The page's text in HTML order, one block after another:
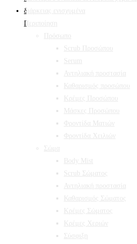
Περιποίηση
Πρόσωπο
Scrub Προσώπου
Serum
Αντηλιακή προστασία
Καθαρισμός προσώπου
Κρέμες Προσώπου
Μάσκες Προσώπου
Φροντίδα Ματιών
Φροντίδα Χειλιών
Σώμα
Body Mist
Scrub Σώματος
Αντηλιακή προστασία
Καθαρισμός Σώματος
Κρέμες Σώματος
Κρέμες Χεριών
Σύσφιξη